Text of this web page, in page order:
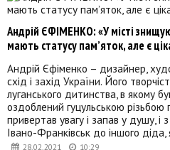
28.02.2021 10:29
Андрій ЄФІМЕНКО: «У місті
мають статусу пам’яток, але є
Андрій Єфіменко – дизайнер,
схід і захід України. Його
луганського дитинства, в якому
оздоблений гуцульською різьбою
привертав увагу і запав у душу, і
Івано-Франківськ до іншого